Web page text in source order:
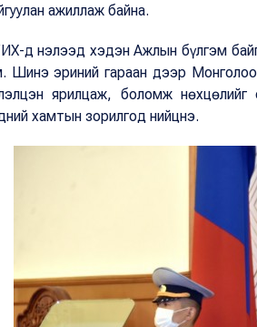
ажиллаж байна.
д нэлээд хэдэн Ажлын бүлгэм
Шинэ эриний гараан дээр
ярилцаж, боломж
хамтын зорилгод нийцнэ.